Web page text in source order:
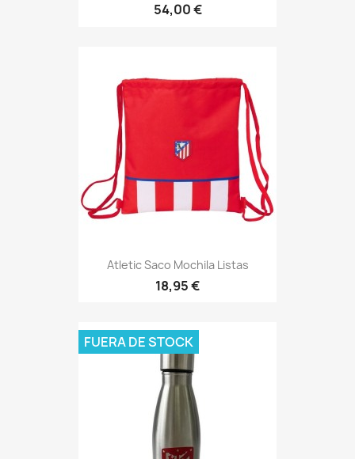
54,00 €
Atletic Saco Mochila Listas
18,95 €
FUERA DE STOCK